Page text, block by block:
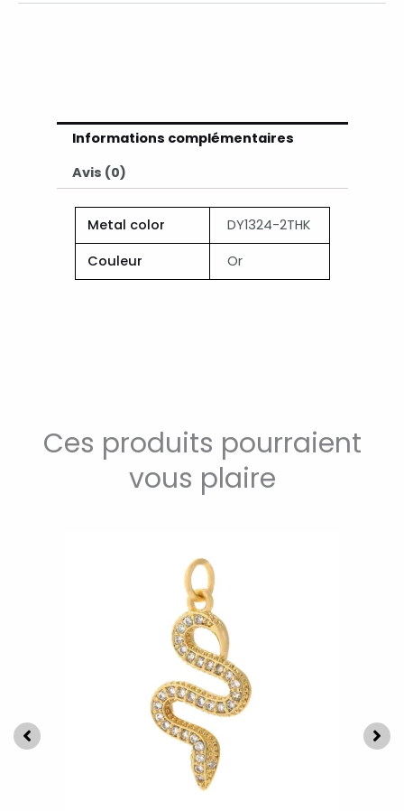
Informations complémentaires
Avis (0)
Metal color
DY1324-2THK
Couleur
Or
Ces produits pourraient
vous plaire